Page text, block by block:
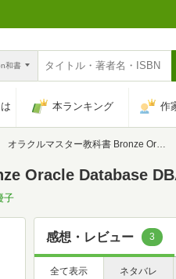
和書
本ランキング 作
オラクルマスター教科書 Bronze Oracle Database DBA12c
Oracle Database
子
感想・レビュー 3
全て表示 ネタバレ